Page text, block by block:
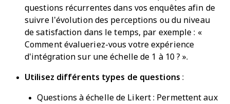
questions récurrentes dans vos enquêtes afin de
suivre l’évolution des perceptions ou du niveau
de satisfaction dans le temps, par exemple : «
Comment évalueriez-vous votre expérience
d'intégration sur une échelle de 1 à 10 ? ».
Utilisez différents types de questions :
Questions à échelle de Likert : Permettent aux